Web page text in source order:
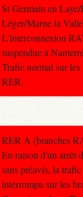
St Germain en
Léger/Marne la
L'interconnexion
suspendue à
Trafic normal sur les
RER.
RER A (branches
En raison d'un arrêt
sans préavis, la trafic
interrompu sur les